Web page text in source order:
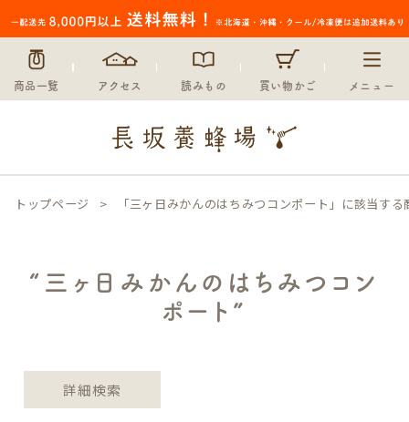
商品一覧 アクセス 読みもの 買い物かご メニュー
トップページ 「三ヶ日みかんのはちみつコンポート」に該当する
“三ヶ日みかんのはちみつコン
ポート”
詳細検索
価格
〜
在庫なし商品
在庫なし商品を表示しない
登録順
価格が安い順
キーワードヒット順